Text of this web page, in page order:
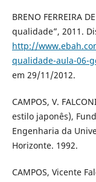
BRENO FERREIRA
qualidade”, 2011.
http://
qualidade-aula-06-
em 29/11/2012.
CAMPOS, V.
estilo japonês),
Engenharia da
Horizonte. 1992.
CAMPOS, Vicente